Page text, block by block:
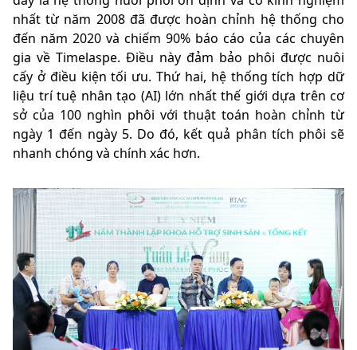
nhất từ năm 2008 đã được hoàn chỉnh hệ thống cho
đến năm 2020 và chiếm 90% báo cáo của các chuyên
gia về Timelaspe. Điều này đảm bảo phôi được nuôi
cấy ở điều kiện tối ưu. Thứ hai, hệ thống tích hợp dữ
liệu trí tuệ nhân tạo (AI) lớn nhất thế giới dựa trên cơ
sở của 100 nghìn phôi với thuật toán hoàn chỉnh từ
ngày 1 đến ngày 5. Do đó, kết quả phân tích phôi sẽ
nhanh chóng và chính xác hơn.